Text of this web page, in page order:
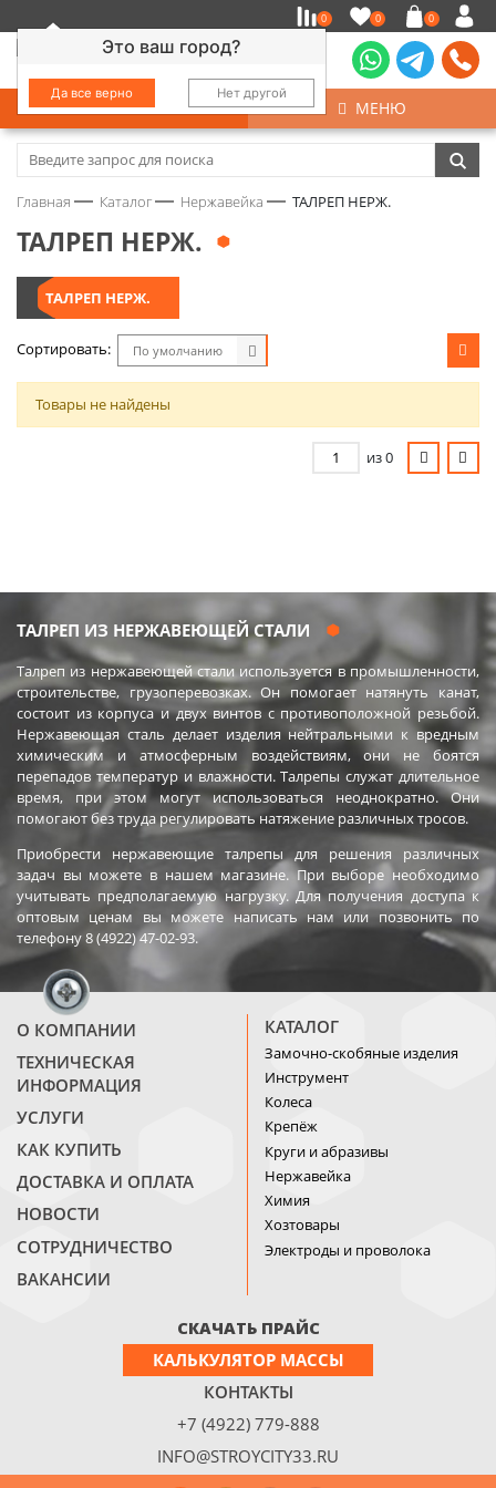
Это ваш город?
Да все верно Нет другой
0 0 0
КАТАЛОГ МЕНЮ
Замочно-скобяные изделия
Колеса
Главная Каталог Нержавейка ТАЛРЕП НЕРЖ.
ТАЛРЕП НЕРЖ.
ТАЛРЕП НЕРЖ.
Сортировать: По умолчанию
Товары не найдены
из 0
ТАЛРЕП ИЗ НЕРЖАВЕЮЩЕЙ СТАЛИ
Талреп из нержавеющей стали используется в промышленности,
строительстве, грузоперевозках. Он помогает натянуть канат,
состоит из корпуса и двух винтов с противоположной резьбой.
Нержавеющая сталь делает изделия нейтральными к вредным
химическим и атмосферным воздействиям, они не боятся
перепадов температур и влажности. Талрепы служат длительное
время, при этом могут использоваться неоднократно. Они
помогают без труда регулировать натяжение различных тросов.
Приобрести нержавеющие талрепы для решения различных
задач вы можете в нашем магазине. При выборе необходимо
учитывать предполагаемую нагрузку. Для получения доступа к
оптовым ценам вы можете написать нам или позвонить по
телефону 8 (4922) 47-02-93.
О КОМПАНИИ
ТЕХНИЧЕСКАЯ
ИНФОРМАЦИЯ
УСЛУГИ
КАК КУПИТЬ
ДОСТАВКА И ОПЛАТА
НОВОСТИ
СОТРУДНИЧЕСТВО
ВАКАНСИИ
КАТАЛОГ
Замочно-скобяные изделия
Инструмент
Колеса
Крепёж
Круги и абразивы
Нержавейка
Химия
Хозтовары
Электроды и проволока
СКАЧАТЬ ПРАЙС
КАЛЬКУЛЯТОР МАССЫ
КОНТАКТЫ
+7 (4922) 779-888
INFO@STROYCITY33.RU